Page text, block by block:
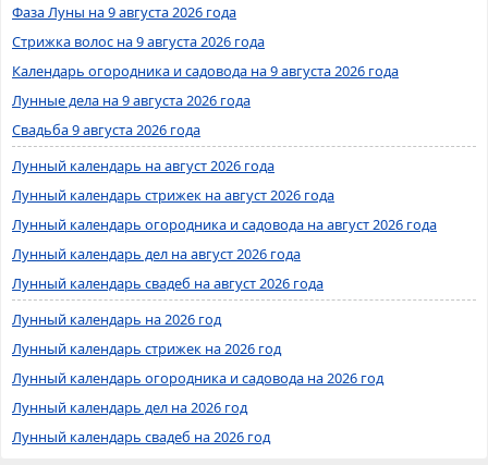
Фаза Луны на 9 августа 2026 года
Стрижка волос на 9 августа 2026 года
Календарь огородника и садовода на 9 августа 2026 года
Лунные дела на 9 августа 2026 года
Свадьба 9 августа 2026 года
Лунный календарь на август 2026 года
Лунный календарь стрижек на август 2026 года
Лунный календарь огородника и садовода на август 2026 года
Лунный календарь дел на август 2026 года
Лунный календарь свадеб на август 2026 года
Лунный календарь на 2026 год
Лунный календарь стрижек на 2026 год
Лунный календарь огородника и садовода на 2026 год
Лунный календарь дел на 2026 год
Лунный календарь свадеб на 2026 год